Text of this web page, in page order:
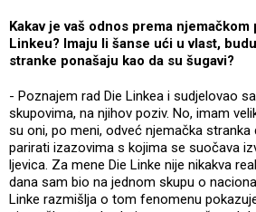
Kakav je vaš odnos prema
Linkeu? Imaju li šanse ući u vlast,
stranke ponašaju kao da su šugavi?
- Poznajem rad Die Linkea i sudjelovao
skupovima, na njihov poziv. No, imam
su oni, po meni, odveć njemačka stranka
parirati izazovima s kojima se suočava
ljevica. Za mene Die Linke nije nikakva
dana sam bio na jednom skupu o
Linke razmišlja o tom fenomenu